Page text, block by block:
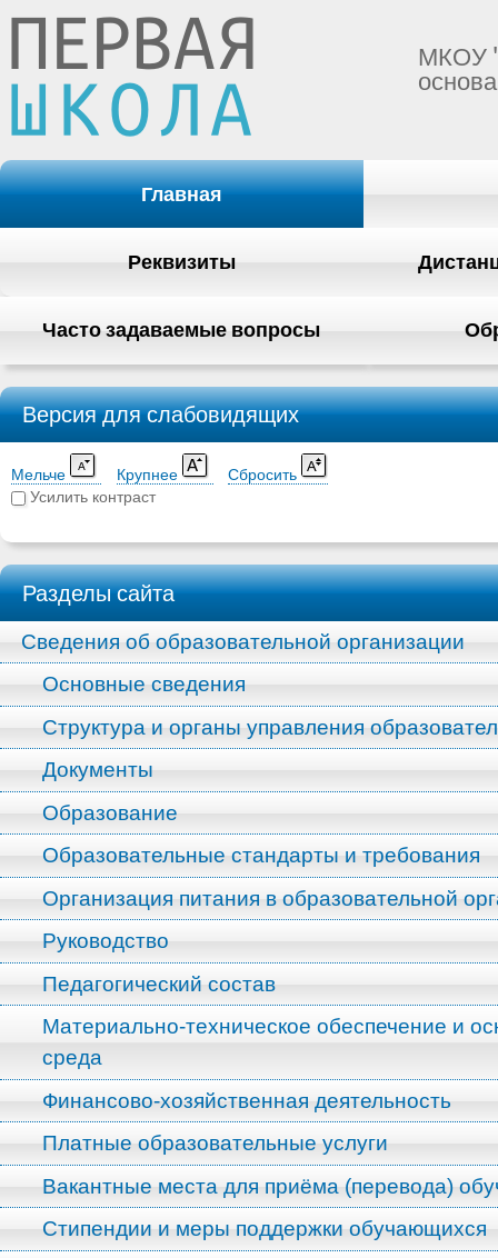
МКОУ
Главная
Реквизиты
Часто задаваемые вопросы
Версия для слабовидящих
Мельче Крупнее
Сбросить
Усилить контраст
Разделы сайта
Сведения об образовательной организации
Основные сведения
Структура и органы управления
Документы
Образование
Образовательные стандарты и требования
Организация питания в образовательной
Руководство
Педагогический состав
Материально-техническое обеспечение и
среда
Финансово-хозяйственная деятельность
Платные образовательные услуги
Вакантные места для приёма (перевода)
Стипендии и меры поддержки обучающихся